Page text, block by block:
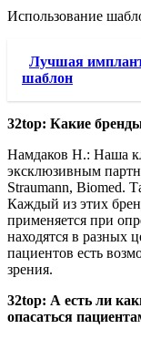
Использование
Лучшая
шаблон
32top: Какие
Намдаков Н.: Наша
эксклюзивным
Straumann, Biomed.
Каждый из этих
применяется при
находятся в разных
пациентов есть
зрения.
32top: А есть ли
опасаться